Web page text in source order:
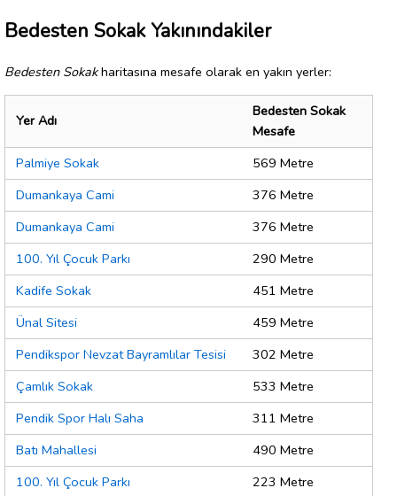
Bedesten Sokak Yakınındakiler
Bedesten Sokakharitasına mesafe olarak en yakın yerler:
Yer Adı
Bedesten Sokak
Mesafe
Palmiye Sokak
569 Metre
Dumankaya Cami
376 Metre
Dumankaya Cami
376 Metre
100. Yıl Çocuk Parkı
290 Metre
Kadife Sokak
451 Metre
Ünal Sitesi
459 Metre
Pendikspor Nevzat Bayramlılar Tesisi
302 Metre
Çamlık Sokak
533 Metre
Pendik Spor Halı Saha
311 Metre
Batı Mahallesi
490 Metre
100. Yıl Çocuk Parkı
223 Metre